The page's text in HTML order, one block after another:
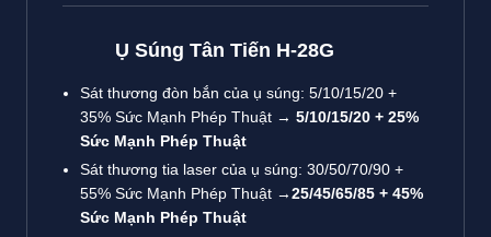
Ụ Súng Tân Tiến H-28G
Sát thương đòn bắn của ụ súng: 5/10/15/20 +
35% Sức Mạnh Phép Thuật → 5/10/15/20 + 25%
Sức Mạnh Phép Thuật
Sát thương tia laser của ụ súng: 30/50/70/90 +
55% Sức Mạnh Phép Thuật →25/45/65/85 + 45%
Sức Mạnh Phép Thuật